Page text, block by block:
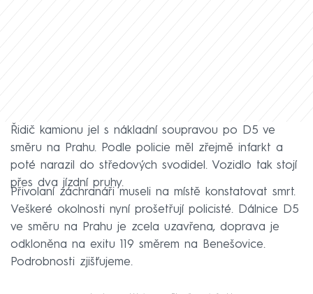
Řidič kamionu jel s nákladní soupravou po D5 ve
směru na Prahu. Podle policie měl zřejmě infarkt a
poté narazil do středových svodidel. Vozidlo tak stojí
přes dva jízdní pruhy.
Přivolaní záchranáři museli na místě konstatovat smrt.
Veškeré okolnosti nyní prošetřují policisté. Dálnice D5
ve směru na Prahu je zcela uzavřena, doprava je
odkloněna na exitu 119 směrem na Benešovice.
Podrobnosti zjišťujeme.